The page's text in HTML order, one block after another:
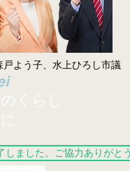
よう子、水上ひろし市議
ました。ご協力ありがと